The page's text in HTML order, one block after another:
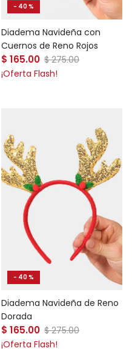
- 40 %
Diadema Navideña con
Cuernos de Reno Rojos
Precio de venta
$ 165.00 Precio normal
$ 275.00
¡Oferta Flash!
- 40 %
Diadema Navideña de Reno
Dorada
Precio de venta
$ 165.00 Precio normal
$ 275.00
¡Oferta Flash!